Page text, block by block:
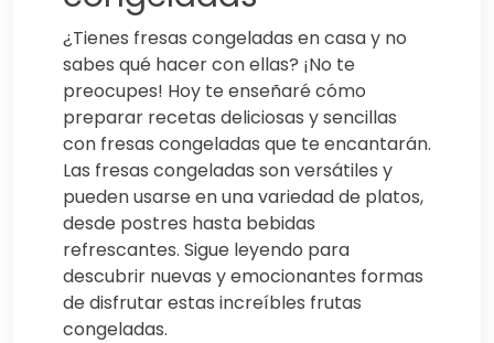
¿Tienes fresas congeladas en casa y no
sabes qué hacer con ellas? ¡No te
preocupes! Hoy te enseñaré cómo
preparar recetas deliciosas y sencillas
con fresas congeladas que te encantarán.
Las fresas congeladas son versátiles y
pueden usarse en una variedad de platos,
desde postres hasta bebidas
refrescantes. Sigue leyendo para
descubrir nuevas y emocionantes formas
de disfrutar estas increíbles frutas
congeladas.